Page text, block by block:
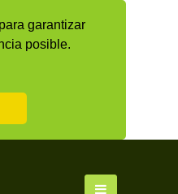
garantizar
posible.